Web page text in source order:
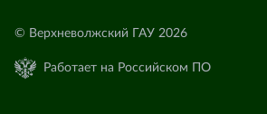
© Верхневолжский ГАУ 2026
Работает на Российском ПО